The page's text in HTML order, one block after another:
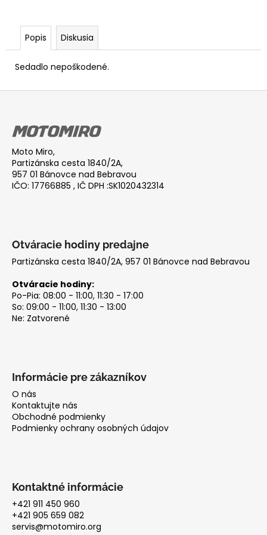
Popis Diskusia
Sedadlo nepoškodené.
Moto Miro,
Partizánska cesta 1840/2A,
957 01 Bánovce nad Bebravou
IČO: 17766885 , IČ DPH :SK1020432314
Otváracie hodiny predajne
Partizánska cesta 1840/2A, 957 01 Bánovce nad Bebravou
Otváracie hodiny:
Po-Pia: 08:00 - 11:00, 11:30 - 17:00
So: 09:00 - 11:00, 11:30 - 13:00
Ne: Zatvorené
Informácie pre zákazníkov
O nás
Kontaktujte nás
Obchodné podmienky
Podmienky ochrany osobných údajov
Kontaktné informácie
+421 911 450 960
+421 905 659 082
servis@motomiro.org